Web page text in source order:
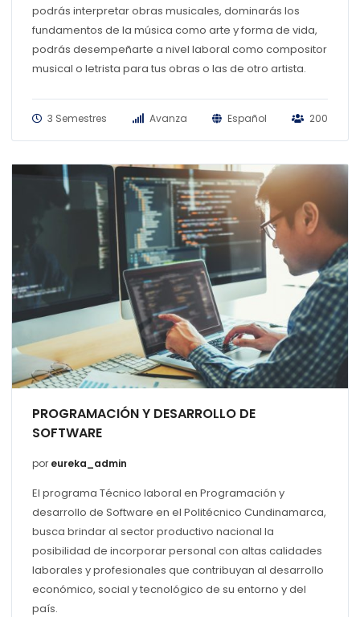
podrás interpretar obras musicales, dominarás los
fundamentos de la música como arte y forma de vida,
podrás desempeñarte a nivel laboral como compositor
musical o letrista para tus obras o las de otro artista.
3 Semestres Avanza Español 200
PROGRAMACIÓN Y DESARROLLO DE
SOFTWARE
por eureka_admin
El programa Técnico laboral en Programación y
desarrollo de Software en el Politécnico Cundinamarca,
busca brindar al sector productivo nacional la
posibilidad de incorporar personal con altas calidades
laborales y profesionales que contribuyan al desarrollo
económico, social y tecnológico de su entorno y del
país.